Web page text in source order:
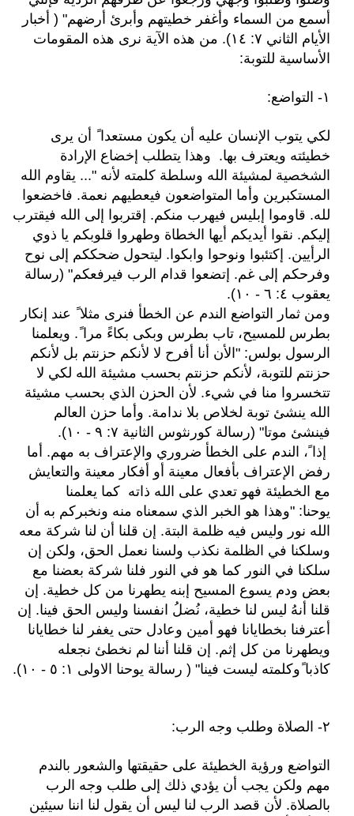
أسمع من السماء وأغفر خطيتهم وأبرئ أرضهم" ( أخبار
الأيام الثاني ٧: ١٤). من هذه الآية نرى هذه المقومات
الأساسية للتوبة:
١- التواضع:
لكي يتوب الإنسان عليه أن يكون مستعدا ً أن يرى
خطيئته ويعترف بها. وهذا يتطلب إخضاع الإرادة
الشخصية لمشيئة الله وسلطة كلمته لأنه "... يقاوم الله
المستكبرين وأما المتواضعون فيعطيهم نعمة. فاخضعوا
لله. قاوموا إبليس فيهرب منكم. إقتربوا إلى الله فيقترب
إليكم. نقوا أيديكم أيها الخطاة وطهروا قلوبكم يا ذوي
الرأيين. إكتئبوا ونوحوا وابكوا. ليتحول ضحككم إلى نوح
وفرحكم إلى غم. إتضعوا قدام الرب فيرفعكم" (رسالة
يعقوب ٤: ٦ - ١٠).
ومن ثمار التواضع الندم عن الخطأ فنرى مثلا ً عند إنكار
بطرس للمسيح، تاب بطرس وبكى بكاءً مرا ً. ويعلمنا
الرسول بولس: "الأن أنا أفرح لا لأنكم حزنتم بل لأنكم
حزنتم للتوبة، لأنكم حزنتم بحسب مشيئة الله لكي لا
تتخسروا منا في شيء. لأن الحزن الذي بحسب مشيئة
الله ينشئ توبة لخلاص بلا ندامة. وأما حزن العالم
فينشئ موتا" (رسالة كورنثوس الثانية ٧: ٩ - ١٠).
إذا ً، الندم على الخطأ ضروري والإعتراف به مهم. أما
رفض الإعتراف بأفعال معينة أو أفكار معينة والتعايش
مع الخطيئة فهو تعدي على الله ذاته كما يعلمنا
يوحنا: "وهذا هو الخبر الذي سمعناه منه ونخبركم به أن
الله نور وليس فيه ظلمة البتة. إن قلنا أن لنا شركة معه
وسلكنا في الظلمة نكذب ولسنا نعمل الحق، ولكن إن
سلكنا في النور كما هو في النور فلنا شركة بعضنا مع
بعض ودم يسوع المسيح إبنه يطهرنا من كل خطية. إن
قلنا أنهُ ليس لنا خطية، نُضلُ انفسنا وليس الحق فينا. إن
أعترفنا بخطايانا فهو أمين وعادل حتى يغفر لنا خطايانا
ويطهرنا من كل إثم. إن قلنا أننا لم نخطئ نجعله
كاذبا ًوكلمته ليست فينا" ( رسالة يوحنا الاولى ١: ٥ - ١٠).
٢- الصلاة وطلب وجه الرب:
التواضع ورؤية الخطيئة على حقيقتها والشعور بالندم
مهم ولكن يجب أن يؤدي ذلك إلى طلب وجه الرب
بالصلاة. لأن قصد الرب لنا ليس أن يقول لنا اننا سيئين